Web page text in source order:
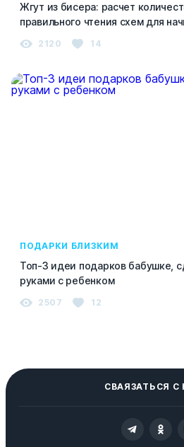
Жгут из бисера: расчет
правильного чтения схем для
2120 14
ПОДАРКИ БЛИЗКИМ
Топ-3 идеи подарков бабушке,
руками с ребенком
2507 12
СВАЯЗАТЬСЯ С